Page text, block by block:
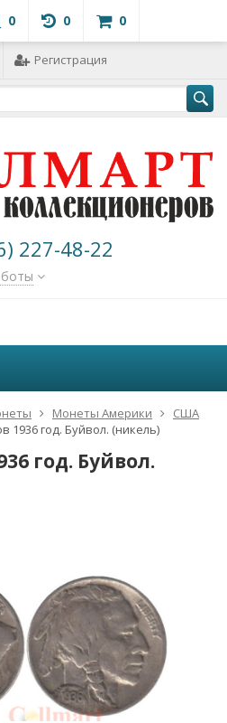
0 0 0
Регистрация
227-48-22
Монеты Америки
США
1936 год. Буйвол. (никель)
год. Буйвол.